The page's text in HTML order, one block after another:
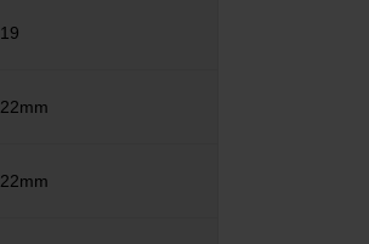
19
22mm
22mm